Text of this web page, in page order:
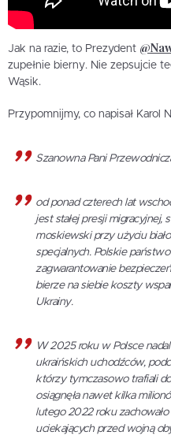
Jak na razie, to Prezydent
zupełnie bierny. Nie zepsujcie
Wąsik.
Przypomnijmy, co napisał Karol
Szanowna Pani
od ponad czterech lat
jest stałej presji migracyjnej,
moskiewski przy użyciu
specjalnych. Polskie
zagwarantowanie
bierze na siebie koszty
Ukrainy.
W 2025 roku w Polsce
ukraińskich uchodźców,
którzy tymczasowo trafiali
osiągnęła nawet kilka
lutego 2022 roku
uciekających przed wojną